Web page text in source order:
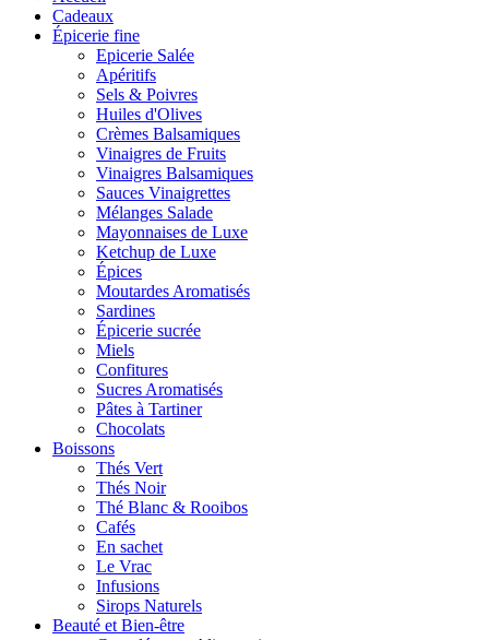
Cadeaux
Épicerie fine
Epicerie Salée
Apéritifs
Sels & Poivres
Huiles d'Olives
Crèmes Balsamiques
Vinaigres de Fruits
Vinaigres Balsamiques
Sauces Vinaigrettes
Mélanges Salade
Mayonnaises de Luxe
Ketchup de Luxe
Épices
Moutardes Aromatisés
Sardines
Épicerie sucrée
Miels
Confitures
Sucres Aromatisés
Pâtes à Tartiner
Chocolats
Boissons
Thés Vert
Thés Noir
Thé Blanc & Rooibos
Cafés
En sachet
Le Vrac
Infusions
Sirops Naturels
Beauté et Bien-être